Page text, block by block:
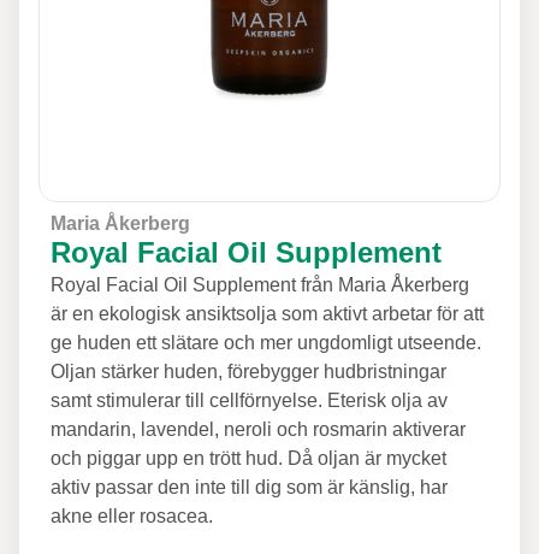
Maria Åkerberg
Royal Facial Oil Supplement
Royal Facial Oil Supplement från Maria Åkerberg
är en ekologisk ansiktsolja som aktivt arbetar för att
ge huden ett slätare och mer ungdomligt utseende.
Oljan stärker huden, förebygger hudbristningar
samt stimulerar till cellförnyelse. Eterisk olja av
mandarin, lavendel, neroli och rosmarin aktiverar
och piggar upp en trött hud. Då oljan är mycket
aktiv passar den inte till dig som är känslig, har
akne eller rosacea.